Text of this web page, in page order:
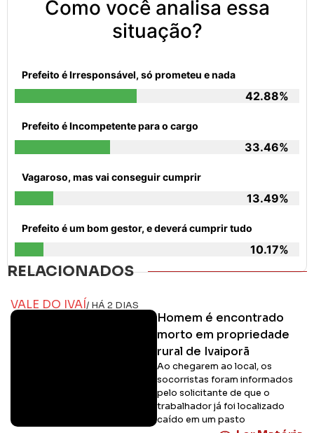
Como você analisa essa
situação?
Prefeito é Irresponsável, só prometeu e nada
42.88%
Prefeito é Incompetente para o cargo
33.46%
Vagaroso, mas vai conseguir cumprir
13.49%
Prefeito é um bom gestor, e deverá cumprir tudo
10.17%
RELACIONADOS
VALE DO IVAÍ/ HÁ 2 DIAS
Homem é encontrado
morto em propriedade
rural de Ivaiporã
Ao chegarem ao local, os
socorristas foram informados
pelo solicitante de que o
trabalhador já foi localizado
caído em um pasto